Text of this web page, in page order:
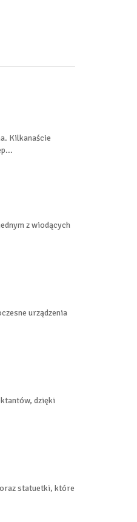
Kilkanaście
z wiodących
urządzenia
dzięki
statuetki, które